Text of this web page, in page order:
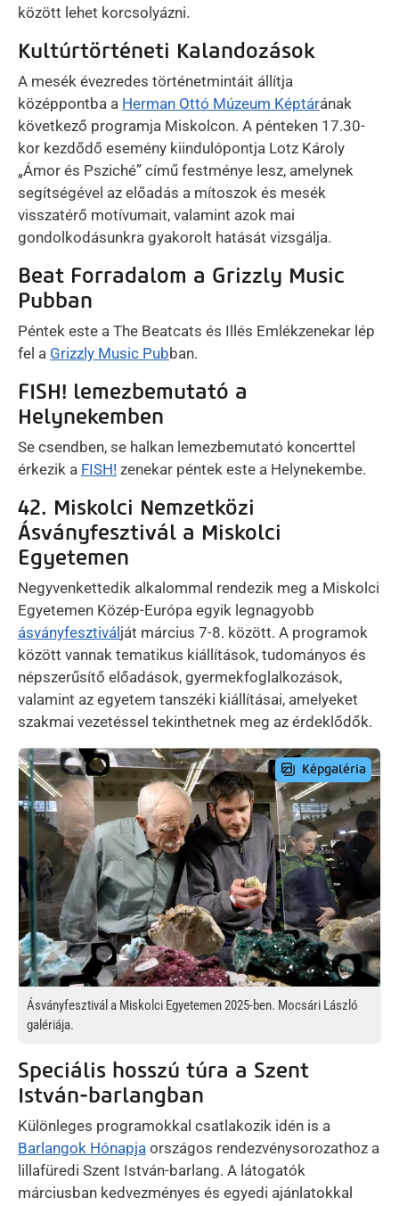
között lehet korcsolyázni.
Kultúrtörténeti Kalandozások
A mesék évezredes történetmintáit állítja
középpontba a Herman Ottó Múzeum Képtárának
következő programja Miskolcon. A pénteken 17.30-
kor kezdődő esemény kiindulópontja Lotz Károly
„Ámor és Psziché” című festménye lesz, amelynek
segítségével az előadás a mítoszok és mesék
visszatérő motívumait, valamint azok mai
gondolkodásunkra gyakorolt hatását vizsgálja.
Beat Forradalom a Grizzly Music
Pubban
Péntek este a The Beatcats és Illés Emlékzenekar lép
fel a Grizzly Music Pubban.
FISH! lemezbemutató a
Helynekemben
Se csendben, se halkan lemezbemutató koncerttel
érkezik a FISH! zenekar péntek este a Helynekembe.
42. Miskolci Nemzetközi
Ásványfesztivál a Miskolci
Egyetemen
Negyvenkettedik alkalommal rendezik meg a Miskolci
Egyetemen Közép-Európa egyik legnagyobb
ásványfesztiválját március 7-8. között. A programok
között vannak tematikus kiállítások, tudományos és
népszerűsítő előadások, gyermekfoglalkozások,
valamint az egyetem tanszéki kiállításai, amelyeket
szakmai vezetéssel tekinthetnek meg az érdeklődők.
Preview Image
Ásványfesztivál a Miskolci Egyetemen 2025-ben. Mocsári László
galériája.
Speciális hosszú túra a Szent
István-barlangban
Különleges programokkal csatlakozik idén is a
Barlangok Hónapja országos rendezvénysorozathoz a
lillafüredi Szent István-barlang. A látogatók
márciusban kedvezményes és egyedi ajánlatokkal